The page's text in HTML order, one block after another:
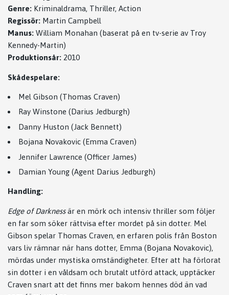
Genre: Kriminaldrama, Thriller, Action
Regissör: Martin Campbell
Manus: William Monahan (baserat på en tv-serie av Troy
Kennedy-Martin)
Produktionsår: 2010
Skådespelare:
Mel Gibson (Thomas Craven)
Ray Winstone (Darius Jedburgh)
Danny Huston (Jack Bennett)
Bojana Novakovic (Emma Craven)
Jennifer Lawrence (Officer James)
Damian Young (Agent Darius Jedburgh)
Handling:
Edge of Darknessär en mörk och intensiv thriller som följer
en far som söker rättvisa efter mordet på sin dotter. Mel
Gibson spelar Thomas Craven, en erfaren polis från Boston
vars liv rämnar när hans dotter, Emma (Bojana Novakovic),
mördas under mystiska omständigheter. Efter att ha förlorat
sin dotter i en våldsam och brutalt utförd attack, upptäcker
Craven snart att det finns mer bakom hennes död än vad